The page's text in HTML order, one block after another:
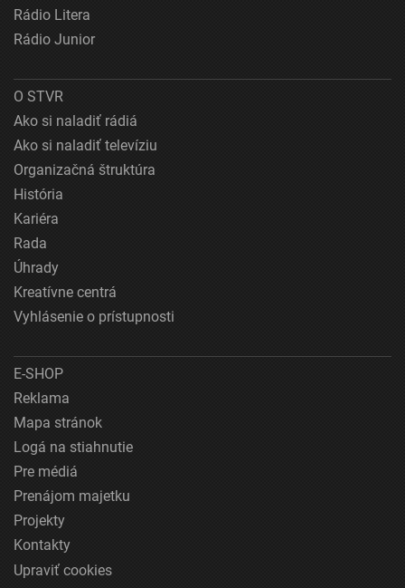
Rádio Litera
Rádio Junior
O STVR
Ako si naladiť rádiá
Ako si naladiť televíziu
Organizačná štruktúra
História
Kariéra
Rada
Úhrady
Kreatívne centrá
Vyhlásenie o prístupnosti
E-SHOP
Reklama
Mapa stránok
Logá na stiahnutie
Pre médiá
Prenájom majetku
Projekty
Kontakty
Upraviť cookies